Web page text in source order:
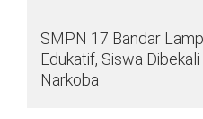
SMPN 17 Bandar
Edukatif, Siswa
Narkoba